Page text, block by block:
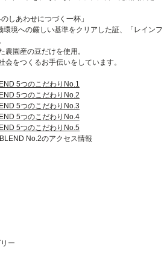
しあわせにつづく一杯」
境への厳しい基準をクリアした証、「レインフ
農園産の豆だけを使用。
をつくるお手伝いをしています。
5つのこだわりNo.1
5つのこだわりNo.2
5つのこだわりNo.3
5つのこだわりNo.4
5つのこだわりNo.5